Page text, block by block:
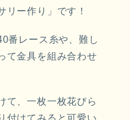
リー作り」です！
番レース糸や、難し
て金具を組み合わせ
て、一枚一枚花びら
付けてみると可愛い